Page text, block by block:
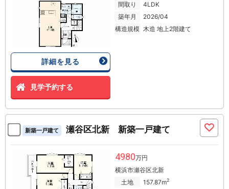
詳細を見る
見学予約する
間取り
4LDK
築年月
2026/04
構造規模 木造 地上2階建て
新築一戸建て 瀬谷区北新 新築一戸建て
4980万円
横浜市瀬谷区北新
土地
157.87m2